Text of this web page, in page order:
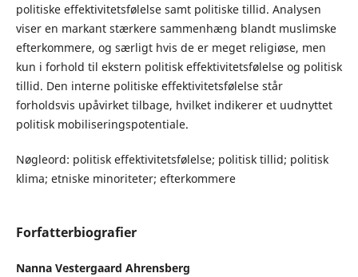
politiske effektivitetsfølelse samt politiske tillid. Analysen
viser en markant stærkere sammenhæng blandt muslimske
efterkommere, og særligt hvis de er meget religiøse, men
kun i forhold til ekstern politisk effektivitetsfølelse og politisk
tillid. Den interne politiske effektivitetsfølelse står
forholdsvis upåvirket tilbage, hvilket indikerer et uudnyttet
politisk mobiliseringspotentiale.
Nøgleord: politisk effektivitetsfølelse; politisk tillid; politisk
klima; etniske minoriteter; efterkommere
Forfatterbiografier
Nanna Vestergaard Ahrensberg